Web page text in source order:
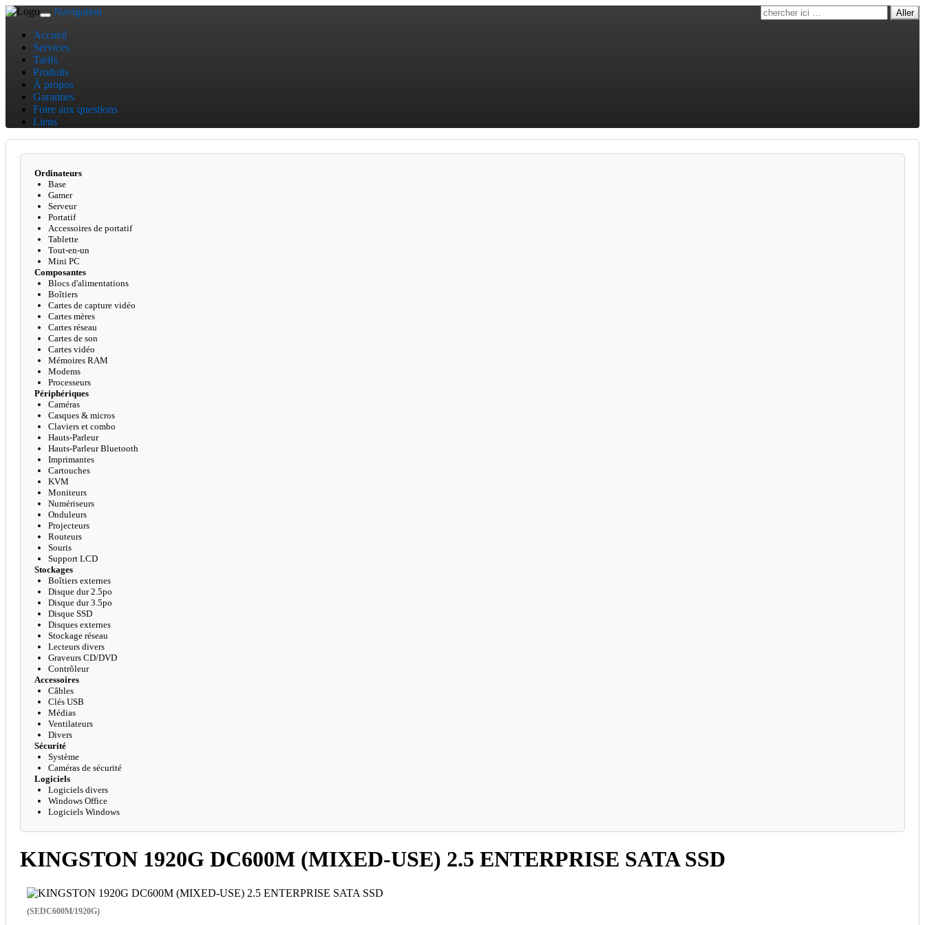
Toggle
navigation
Navigation
Accueil
Services
Tarifs
Produits
À propos
Garanties
Foire aux questions
Liens
Ordinateurs
Base
Gamer
Serveur
Portatif
Accessoires de portatif
Tablette
Tout-en-un
Mini PC
Composantes
Blocs d'alimentations
Boîtiers
Cartes de capture vidéo
Cartes mères
Cartes réseau
Cartes de son
Cartes vidéo
Mémoires RAM
Modems
Processeurs
Périphériques
Caméras
Casques & micros
Claviers et combo
Hauts-Parleur
Hauts-Parleur Bluetooth
Imprimantes
Cartouches
KVM
Moniteurs
Numériseurs
Onduleurs
Projecteurs
Routeurs
Souris
Support LCD
Stockages
Boîtiers externes
Disque dur 2.5po
Disque dur 3.5po
Disque SSD
Disques externes
Stockage réseau
Lecteurs divers
Graveurs CD/DVD
Contrôleur
Accessoires
Câbles
Clés USB
Médias
Ventilateurs
Divers
Sécurité
Système
Caméras de sécurité
Logiciels
Logiciels divers
Windows Office
Logiciels Windows
KINGSTON 1920G DC600M (MIXED-USE) 2.5 ENTERPRISE SATA SSD
(SEDC600M/1920G)